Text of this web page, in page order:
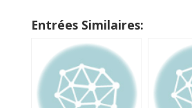
Entrées Similaires: